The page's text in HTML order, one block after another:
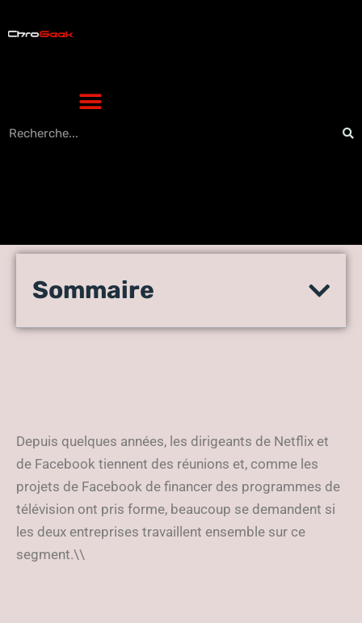
Netflix, Facebook et l’avenir
Marketing Trends
Sommaire
Depuis quelques années, les dirigeants de Netflix et
de Facebook tiennent des réunions et, comme les
projets de Facebook de financer des programmes de
télévision ont pris forme, beaucoup se demandent si
les deux entreprises travaillent ensemble sur ce
segment.\\